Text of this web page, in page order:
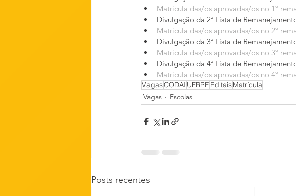
VagasCODAI UFRPE EditaisMatrícula
Vagas
Escolas
Posts recentes